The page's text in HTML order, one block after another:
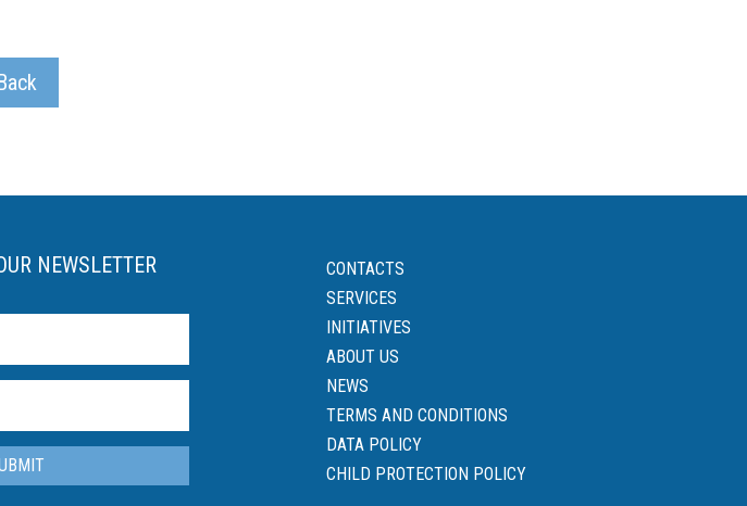
NEWSLETTER
CONTACTS
SERVICES
INITIATIVES
ABOUT US
NEWS
TERMS AND CONDITIONS
DATA POLICY
CHILD PROTECTION POLICY